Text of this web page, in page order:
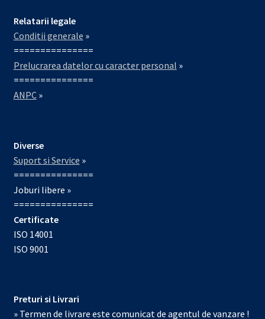
Relatarii legale
Conditii generale »
===============
Prelucrarea datelor cu caracter personal »
===============
ANPC»
Diverse
Suport si Service »
===============
Joburi libere »
===============
Certificate
ISO 14001
ISO 9001
Preturi si Livrari
» Termen de livrare este comunicat de agentul de vanzare !